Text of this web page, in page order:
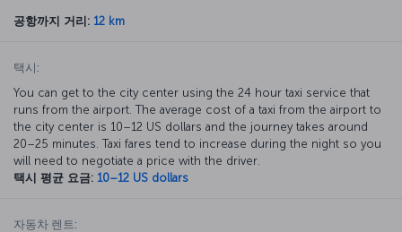
공항까지 거리: 12 km
택시:
You can get to the city center using the 24 hour taxi service that
runs from the airport. The average cost of a taxi from the airport to
the city center is 10–12 US dollars and the journey takes around
20–25 minutes. Taxi fares tend to increase during the night so you
will need to negotiate a price with the driver.
택시 평균 요금: 10–12 US dollars
자동차 렌트: